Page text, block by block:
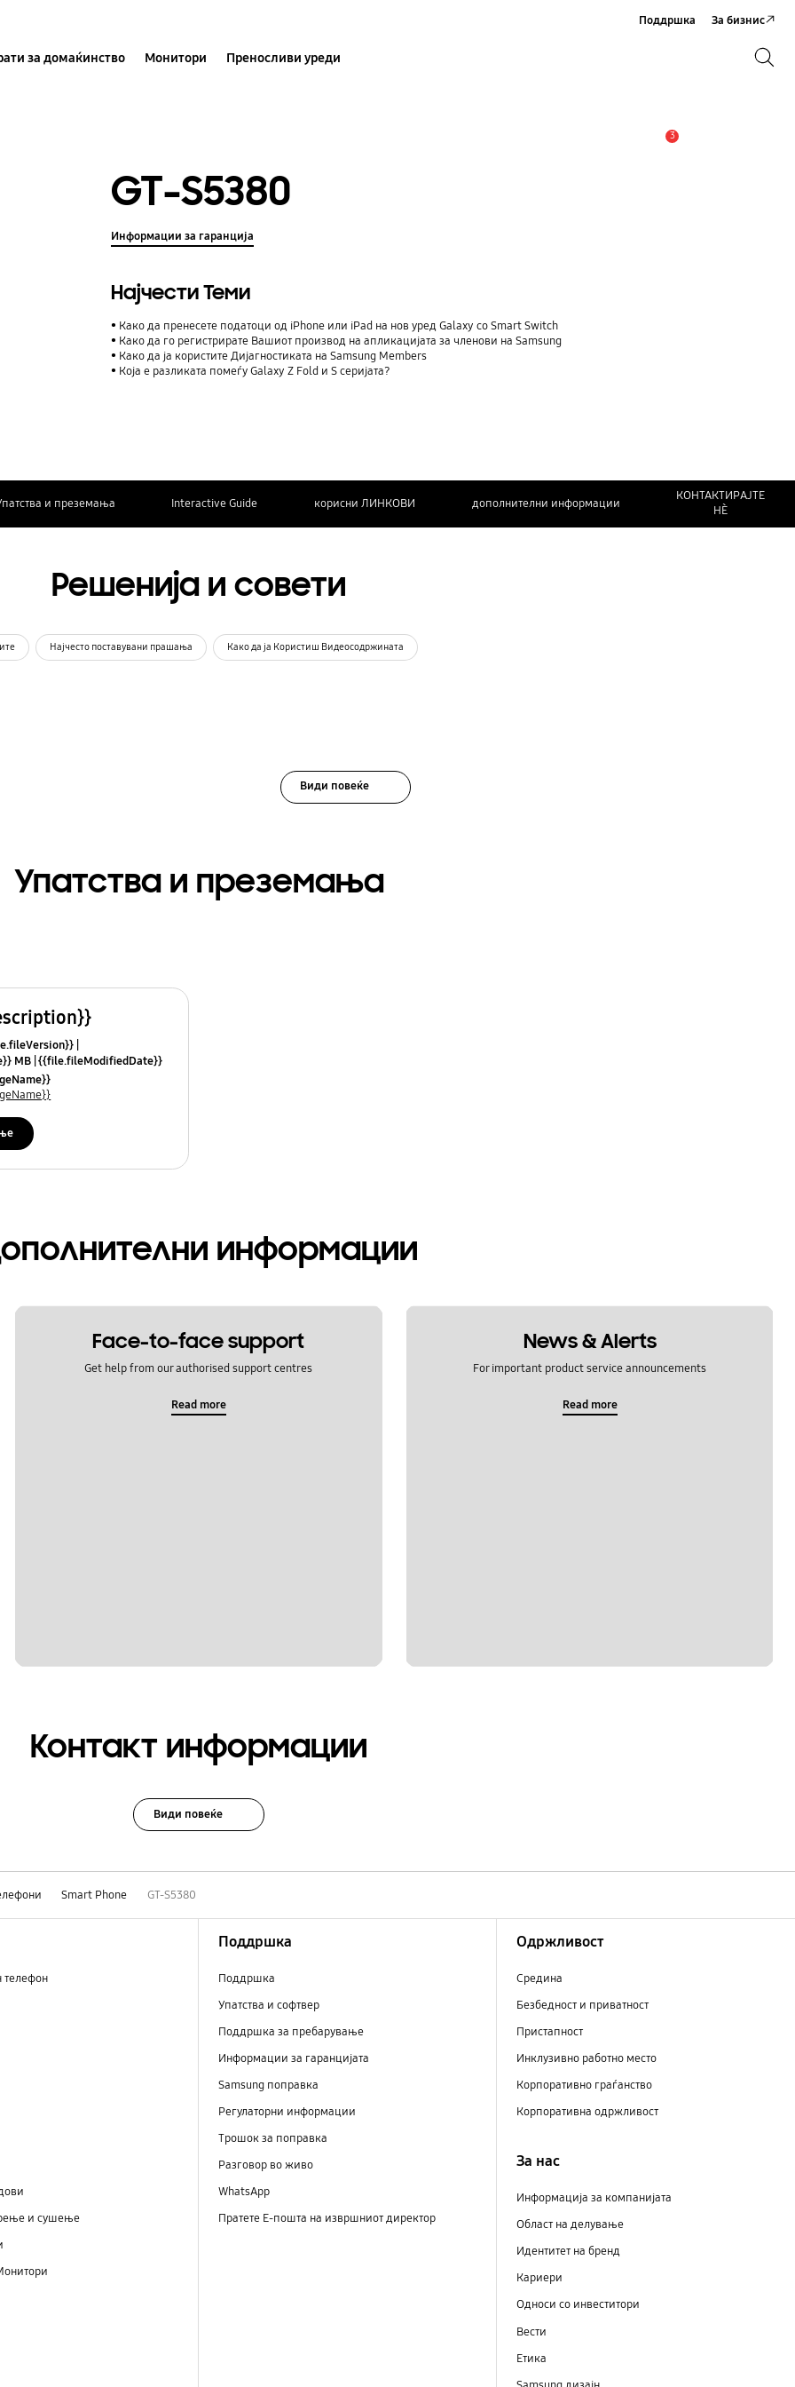
за домаќинство Монитори Преносливи уреди
Поддршка За бизнис
3
GT-S5380
Информации за гаранција
Најчести Теми
Како да пренесете податоци од iPhone или iPad на нов уред Galaxy со Smart Switch
Како да го регистрирате Вашиот производ на апликацијата за членови на Samsung
Како да ја користите Дијагностиката на Samsung Members
Која е разликата помеѓу Galaxy Z Fold и S серијата?
и преземања Interactive Guide корисни ЛИНКОВИ дополнителни информации
КОНТАКТИРАЈТЕ
НЀ
Решенија и совети
Најчесто поставувани прашања Како да ја Користиш Видеосодржината
Види повеќе
Упатства и преземања
MB {{file.fileModifiedDate}}
информации
Face-to-face support
Get help from our authorised support centres
Read more
News & Alerts
For important product service announcements
Read more
Контакт информации
Види повеќе
Smart Phone GT-S5380
телефон
и сушење
Поддршка
Поддршка
Упатства и софтвер
Поддршка за пребарување
Информации за гаранцијата
Samsung поправка
Регулаторни информации
Трошок за поправка
Разговор во живо
WhatsApp
Пратете Е-пошта на извршниот директор
Одржливост
Средина
Безбедност и приватност
Пристапност
Инклузивно работно место
Корпоративно граѓанство
Корпоративна одржливост
За нас
Информација за компанијата
Област на делување
Идентитет на бренд
Кариери
Односи со инвеститори
Вести
Етика